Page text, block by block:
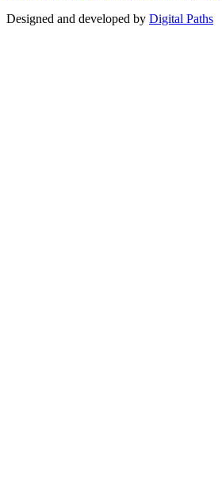
Designed and developed by Digital Paths